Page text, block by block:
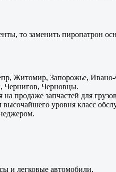
то заменить пиропатрон
Житомир, Запорожье,
Чернигов, Черновцы.
на продаже запчастей для
уровня класс
и легковые автомобили.